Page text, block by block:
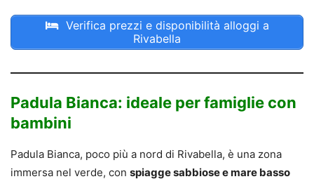
Verifica prezzi e disponibilità alloggi a
Rivabella
Padula Bianca: ideale per famiglie con
bambini
Padula Bianca, poco più a nord di Rivabella, è una zona
immersa nel verde, con spiagge sabbiose e mare basso